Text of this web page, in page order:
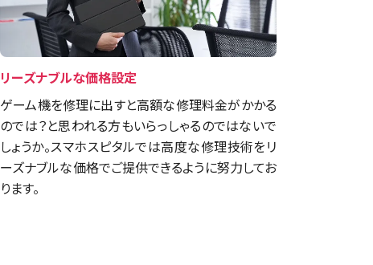
リーズナブルな価格設定
ゲーム機を修理に出すと高額な修理料金がかかる
のでは？と思われる方もいらっしゃるのではないで
しょうか。スマホスピタルでは高度な修理技術をリ
ーズナブルな価格でご提供できるように努力してお
ります。